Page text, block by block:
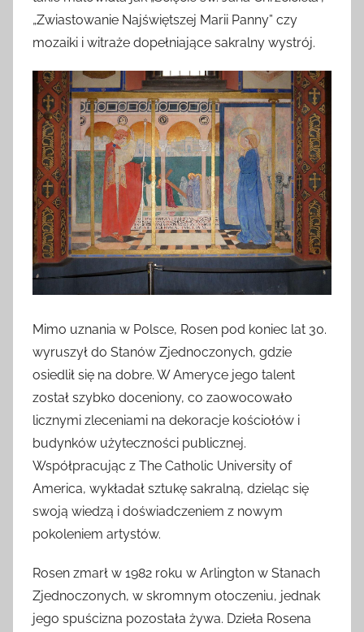
„Zwiastowanie Najświętszej Marii Panny” czy
mozaiki i witraże dopełniające sakralny wystrój.
Mimo uznania w Polsce, Rosen pod koniec lat 30.
wyruszył do Stanów Zjednoczonych, gdzie
osiedlił się na dobre. W Ameryce jego talent
został szybko doceniony, co zaowocowało
licznymi zleceniami na dekoracje kościołów i
budynków użyteczności publicznej.
Współpracując z The Catholic University of
America, wykładał sztukę sakralną, dzieląc się
swoją wiedzą i doświadczeniem z nowym
pokoleniem artystów.
Rosen zmarł w 1982 roku w Arlington w Stanach
Zjednoczonych, w skromnym otoczeniu, jednak
jego spuścizna pozostała żywa. Dzieła Rosena